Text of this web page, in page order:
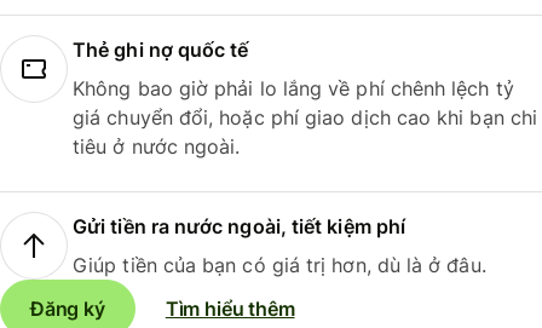
Thẻ ghi nợ quốc tế
Không bao giờ phải lo lắng về phí chênh lệch tỷ
giá chuyển đổi, hoặc phí giao dịch cao khi bạn chi
tiêu ở nước ngoài.
Gửi tiền ra nước ngoài, tiết kiệm phí
Giúp tiền của bạn có giá trị hơn, dù là ở đâu.
Đăng ký
Tìm hiểu thêm